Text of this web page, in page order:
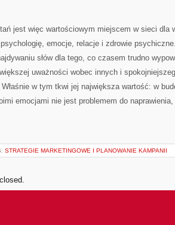
jest więc wartościowym miejscem w sieci dla
emocje, relacje i zdrowie
słów dla tego, co czasem trudno
uważności wobec innych i
w tym tkwi jej największa wartość: w
emocjami nie jest problemem do
STRATEGIE MARKETINGOWE I PLANOWANIE KAMPANII